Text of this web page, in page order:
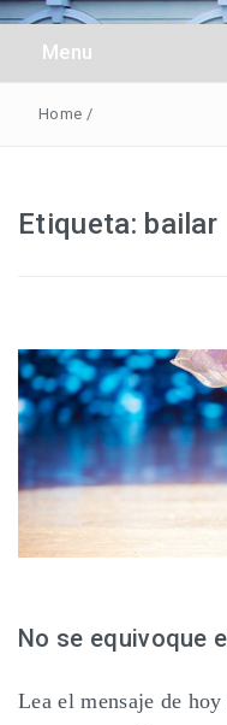
Obreros
Menu
Home /
Etiqueta: bailar
No se equivoque
Lea el mensaje de